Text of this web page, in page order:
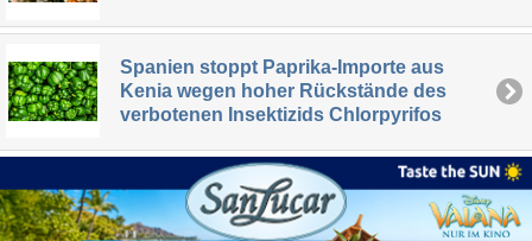
Spanien stoppt Paprika-Importe aus
Kenia wegen hoher Rückstände des
verbotenen Insektizids Chlorpyrifos